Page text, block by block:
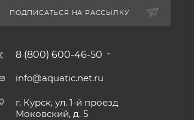
ПОДПИСАТЬСЯ НА РАССЫЛКУ
8 (800) 600-46-50
info@aquatic.net.ru
г. Курск, ул. 1-й проезд
Моковский, д. 5